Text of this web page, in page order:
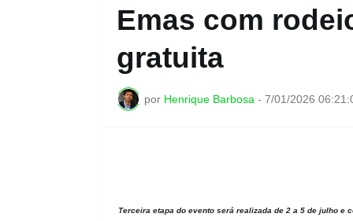
Emas com
gratuita
por Henrique Barbosa - 7/01/2026
Terceira etapa do evento será realizada de 2 a 5 de julho